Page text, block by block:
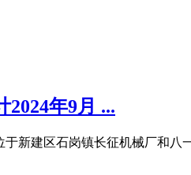
年9月 ...
新建区石岗镇长征机械厂和